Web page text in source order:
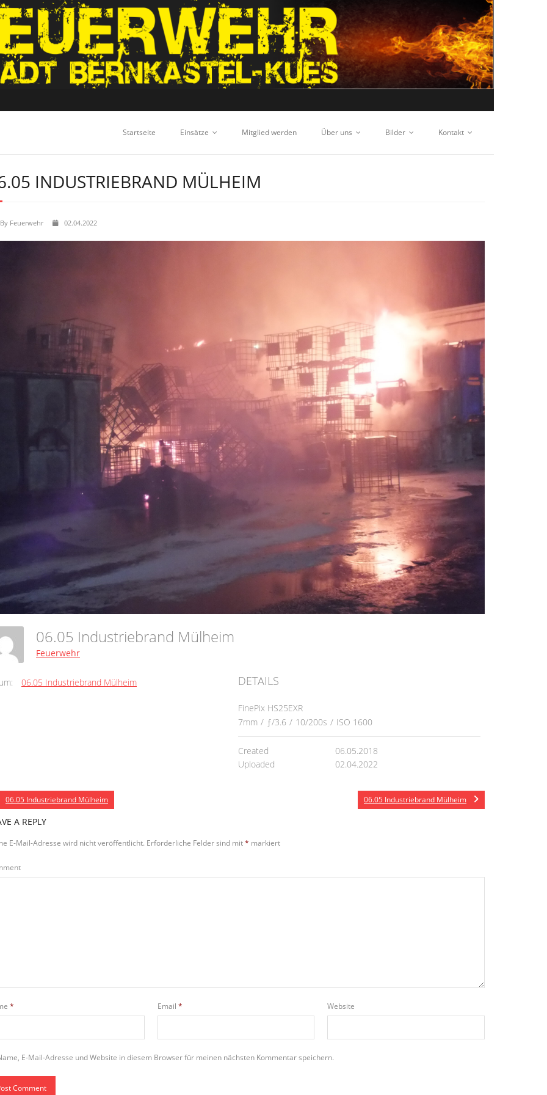
Startseite Einsätze Mitglied werden Über uns Bilder Kontakt
INDUSTRIEBRAND MÜLHEIM
By Feuerwehr 02.04.2022
06.05 Industriebrand Mülheim
Feuerwehr
06.05 Industriebrand Mülheim DETAILS
FinePix HS25EXR
7mm / ƒ/3.6 / 10/200s / ISO 1600
Created
06.05.2018
Uploaded
02.04.2022
06.05 Industriebrand Mülheim 06.05 Industriebrand Mülheim
A REPLY
E-Mail-Adresse wird nicht veröffentlicht. Erforderliche Felder sind mit* markiert
* Email * Website
E-Mail-Adresse und Website in diesem Browser für meinen nächsten Kommentar speichern.